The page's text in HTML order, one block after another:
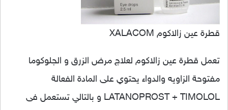
قطرة عين زالاكوم XALACOM
تعمل قطرة عين زالاكوم لعلاج مرض الزرق و الجلوكوما
مفتوحة الزاويه والدواء يحتوي على المادة الفعالة
LATANOPROST + TIMOLOL و بالتالي تستعمل فى